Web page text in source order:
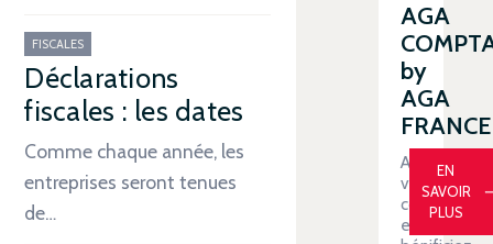
FISCALES
Déclarations
fiscales : les dates
Comme chaque année, les
entreprises seront tenues
de…
AGA
by
AGA
FRANCE
Automatiser
votre
comptabilité
et
EN
SAVOIR
PLUS